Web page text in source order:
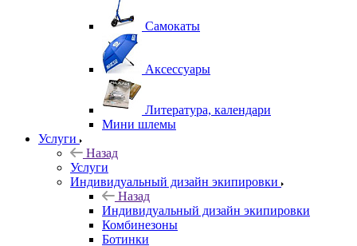
Самокаты
Аксессуары
Литература, календари
Мини шлемы
Услуги
Назад
Услуги
Индивидуальный дизайн экипировки
Назад
Индивидуальный дизайн экипировки
Комбинезоны
Ботинки